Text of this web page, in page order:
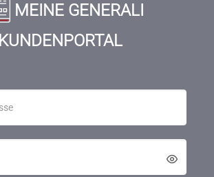
MEINE GENERALI
KUNDENPORTAL